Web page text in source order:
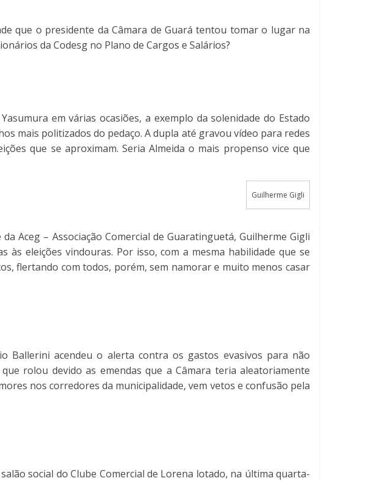
que o presidente da Câmara de Guará tentou tomar o lugar na
da Codesg no Plano de Cargos e Salários?
em várias ocasiões, a exemplo da solenidade do Estado
mais politizados do pedaço. A dupla até gravou vídeo para redes
que se aproximam. Seria Almeida o mais propenso vice que
Guilherme Gigli
Aceg – Associação Comercial de Guaratinguetá, Guilherme Gigli
eleições vindouras. Por isso, com a mesma habilidade que se
flertando com todos, porém, sem namorar e muito menos casar
Ballerini acendeu o alerta contra os gastos evasivos para não
rolou devido as emendas que a Câmara teria aleatoriamente
nos corredores da municipalidade, vem vetos e confusão pela
social do Clube Comercial de Lorena lotado, na última quarta-